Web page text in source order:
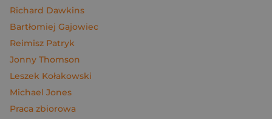
Richard Dawkins
Bartłomiej Gajowiec
Reimisz Patryk
Jonny Thomson
Leszek Kołakowski
Michael Jones
Praca zbiorowa